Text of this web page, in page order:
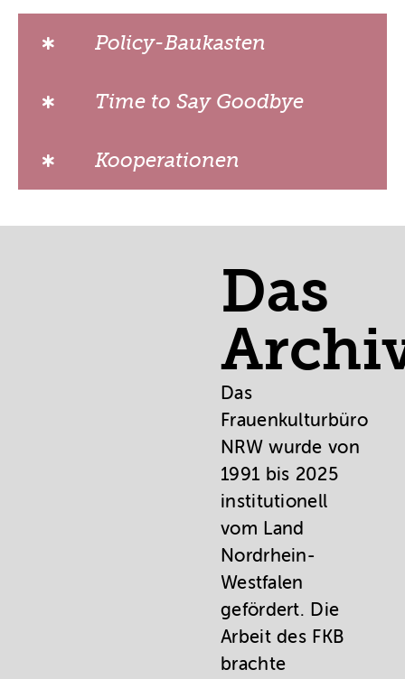
Policy-Baukasten
Time to Say Goodbye
Kooperationen
Das
Das
Frauenkulturbüro
NRW wurde von
1991 bis 2025
institutionell
vom Land
Nordrhein-
Westfalen
gefördert. Die
Arbeit des FKB
brachte